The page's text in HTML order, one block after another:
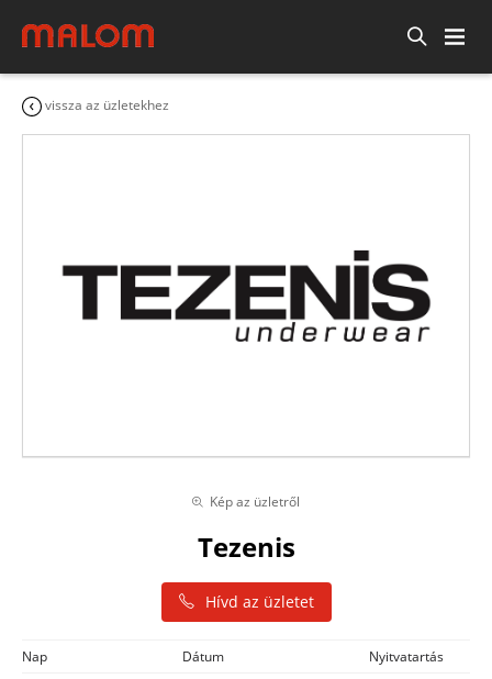
vissza az üzletekhez
Kép az üzletről
Tezenis
Hívd az üzletet
Nap Dátum
Nyitvatartás